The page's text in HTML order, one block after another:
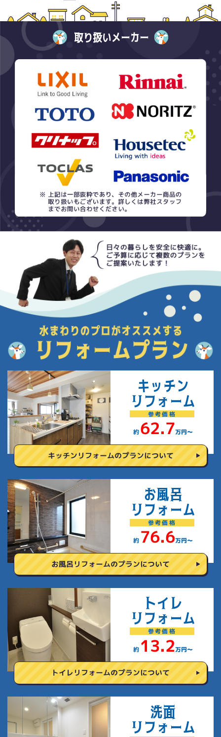
取り扱いメーカー
キッチン
リフォーム
参考価格
約 62.7万円〜
キッチンリフォームのプランについて
お風呂
リフォーム
参考価格
約 76.6万円〜
お風呂リフォームのプランについて
トイレ
リフォーム
参考価格
約 13.2万円〜
トイレリフォームのプランについて
洗面
リフォーム